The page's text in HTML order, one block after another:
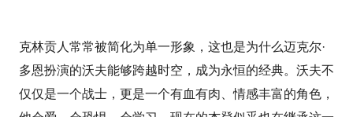
克林贡人常常被简化为单一形象，这也是为什么迈克尔·
多恩扮演的沃夫能够跨越时空，成为永恒的经典。沃夫不
仅仅是一个战士，更是一个有血有肉、情感丰富的角色，